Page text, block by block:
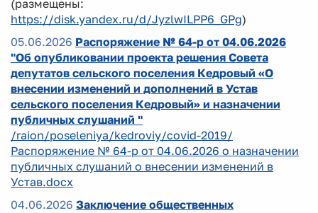
(размещены:
https://disk.yandex.ru/d/JyzlwILPP6_GPg)
05.06.2026 Распоряжение № 64-р от 04.06.2026
"Об опубликовании проекта решения Совета
депутатов сельского поселения Кедровый «О
внесении изменений и дополнений в Устав
сельского поселения Кедровый» и назначении
публичных слушаний "
/raion/poseleniya/kedroviy/covid-2019/
Распоряжение № 64-р от 04.06.2026 о назначении
публичных слушаний о внесении изменений в
Устав.docx
04.06.2026 Заключение общественных